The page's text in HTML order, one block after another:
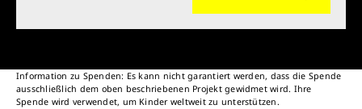
Information zu Spenden: Es kann nicht garantiert werden, dass die Spende
ausschließlich dem oben beschriebenen Projekt gewidmet wird. Ihre
Spende wird verwendet, um Kinder weltweit zu unterstützen.